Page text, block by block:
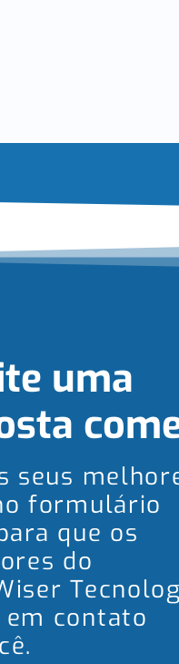
uma
seus
formulário
que os
do
contato